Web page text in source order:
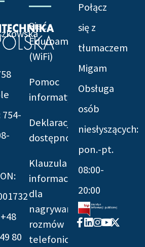
754-
80
Sieć
Eduroam
(WiFi)
Pomoc
informatyczna
Deklaracja
dostępności
Klauzula
informacyjna
dla
nagrywania
rozmów
telefonicznych
Połącz
się z
tłumaczem
Migam
Obsługa
osób
niesłyszących:
pon.-pt.
08:00-
20:00
Facebook-
f
Linkedin
Instagram
Youtube
X-
twitter